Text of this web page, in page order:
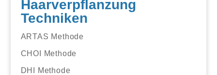
Haarverpflanzung
Techniken
ARTAS Methode
CHOI Methode
DHI Methode